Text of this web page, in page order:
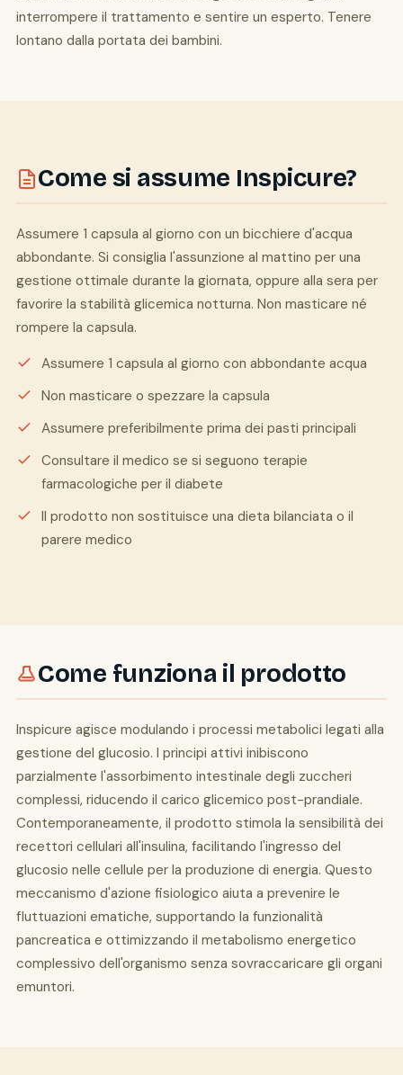
interrompere il trattamento e sentire un esperto. Tenere
lontano dalla portata dei bambini.
Come si assume Inspicure?
Assumere 1 capsula al giorno con un bicchiere d'acqua
abbondante. Si consiglia l'assunzione al mattino per una
gestione ottimale durante la giornata, oppure alla sera per
favorire la stabilità glicemica notturna. Non masticare né
rompere la capsula.
Assumere 1 capsula al giorno con abbondante acqua
Non masticare o spezzare la capsula
Assumere preferibilmente prima dei pasti principali
Consultare il medico se si seguono terapie
farmacologiche per il diabete
Il prodotto non sostituisce una dieta bilanciata o il
parere medico
Come funziona il prodotto
Inspicure agisce modulando i processi metabolici legati alla
gestione del glucosio. I principi attivi inibiscono
parzialmente l'assorbimento intestinale degli zuccheri
complessi, riducendo il carico glicemico post-prandiale.
Contemporaneamente, il prodotto stimola la sensibilità dei
recettori cellulari all'insulina, facilitando l'ingresso del
glucosio nelle cellule per la produzione di energia. Questo
meccanismo d'azione fisiologico aiuta a prevenire le
fluttuazioni ematiche, supportando la funzionalità
pancreatica e ottimizzando il metabolismo energetico
complessivo dell'organismo senza sovraccaricare gli organi
emuntori.